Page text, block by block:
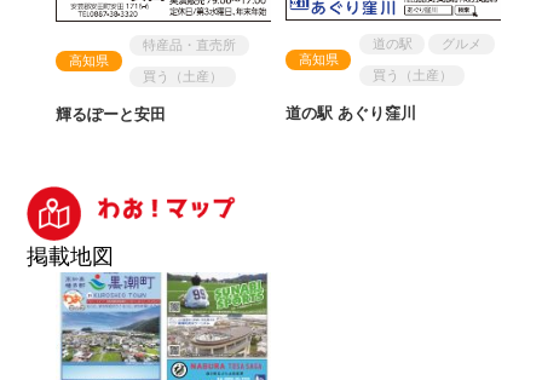
高知県
特産品・直売所
買う（土産）
輝るぽーと安田
高知県
道の駅 グルメ
買う（土産）
道の駅 あぐり窪川
掲載地図